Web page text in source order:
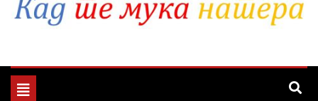
Toggle